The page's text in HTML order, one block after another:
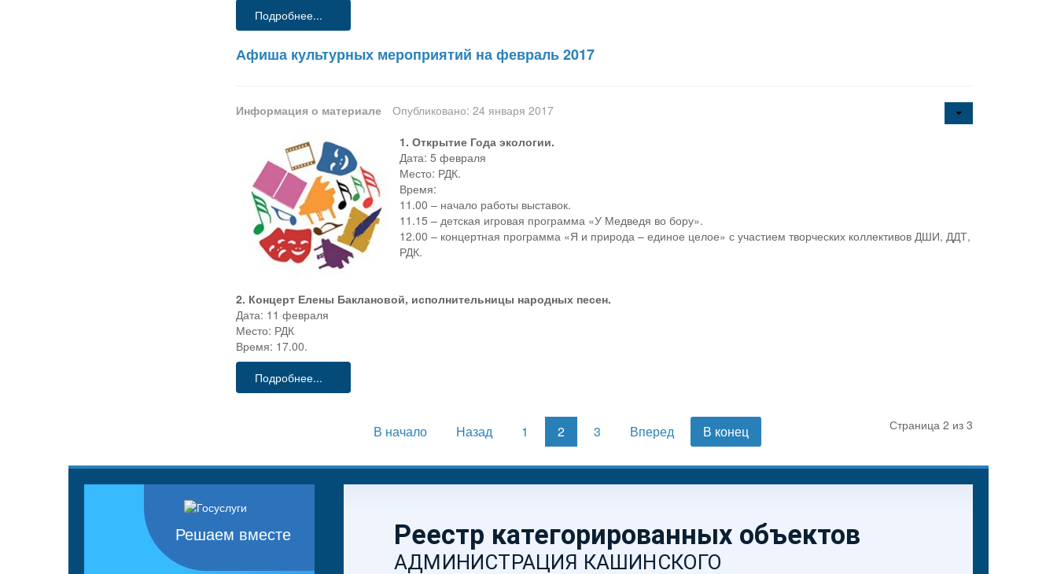
Подробнее...
Афиша культурных мероприятий на февраль 2017
Информация о материале
Опубликовано: 24 января 2017
1. Открытие Года экологии.
Дата: 5 февраля
Место: РДК.
Время:
11.00 – начало работы выставок.
11.15 – детская игровая программа «У Медведя во бору».
12.00 – концертная программа «Я и природа – единое целое» с участием творческих коллективов ДШИ, ДДТ,
РДК.
2. Концерт Елены Баклановой, исполнительницы народных песен.
Дата: 11 февраля
Место: РДК
Время: 17.00.
Подробнее...
Страница 2 из 3
В начало Назад 1 2 3 Вперед В конец
Решаем вместе